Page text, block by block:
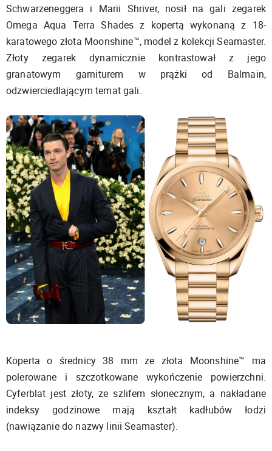
Schwarzeneggera i Marii Shriver, nosił na gali zegarek
Omega Aqua Terra Shades z kopertą wykonaną z 18-
karatowego złota Moonshine™, model z kolekcji Seamaster.
Złoty zegarek dynamicznie kontrastował z jego
granatowym garniturem w prążki od Balmain,
odzwierciedlającym temat gali.
Koperta o średnicy 38 mm ze złota Moonshine™ ma
polerowane i szczotkowane wykończenie powierzchni.
Cyferblat jest złoty, ze szlifem słonecznym, a nakładane
indeksy godzinowe mają kształt kadłubów łodzi
(nawiązanie do nazwy linii Seamaster).